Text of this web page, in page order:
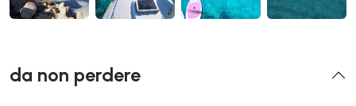
da non perdere